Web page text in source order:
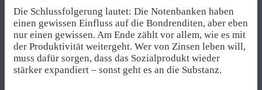
Die Schlussfolgerung lautet: Die Notenbanken haben
einen gewissen Einfluss auf die Bondrenditen, aber eben
nur einen gewissen. Am Ende zählt vor allem, wie es mit
der Produktivität weitergeht. Wer von Zinsen leben will,
muss dafür sorgen, dass das Sozialprodukt wieder
stärker expandiert – sonst geht es an die Substanz.